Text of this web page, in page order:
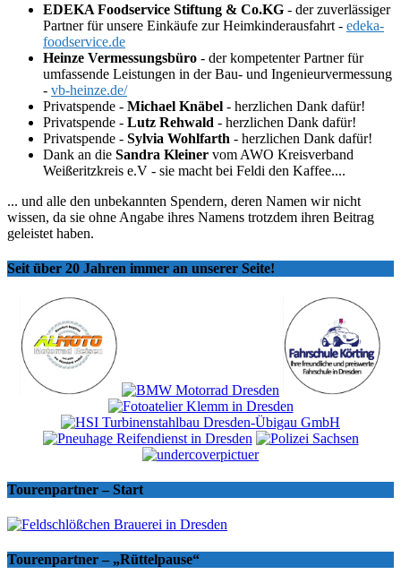
EDEKA Foodservice Stiftung & Co.KG - der zuverlässiger
Partner für unsere Einkäufe zur Heimkinderausfahrt - edeka-
foodservice.de
Heinze Vermessungsbüro - der kompetenter Partner für
umfassende Leistungen in der Bau- und Ingenieurvermessung
- vb-heinze.de/
Privatspende - Michael Knäbel - herzlichen Dank dafür!
Privatspende - Lutz Rehwald - herzlichen Dank dafür!
Privatspende - Sylvia Wohlfarth - herzlichen Dank dafür!
Dank an die Sandra Kleiner vom AWO Kreisverband
Weißeritzkreis e.V - sie macht bei Feldi den Kaffee....
... und alle den unbekannten Spendern, deren Namen wir nicht
wissen, da sie ohne Angabe ihres Namens trotzdem ihren Beitrag
geleistet haben.
Seit über 20 Jahren immer an unserer Seite!
Tourenpartner – Start
Tourenpartner – „Rüttelpause“